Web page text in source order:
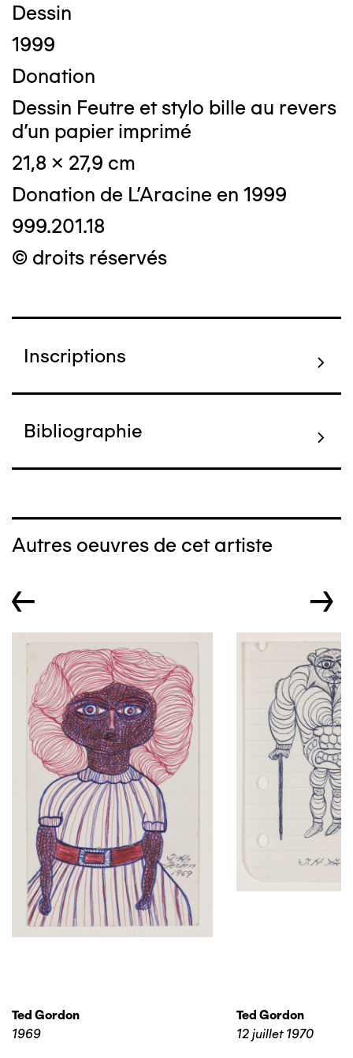
Dessin
1999
Donation
Dessin Feutre et stylo bille au revers
d'un papier imprimé
21,8 x 27,9 cm
Donation de L'Aracine en 1999
999.201.18
© droits réservés
Inscriptions
Bibliographie
Autres oeuvres de cet artiste
← →
Ted Gordon
1969
Ted Gordon
12 juillet 1970